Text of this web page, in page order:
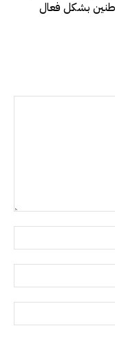
بشكل فعال